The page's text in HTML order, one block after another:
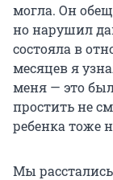
могла. Он
но нарушил
состояла в
месяцев я
меня — это
простить не
ребенка тоже
Мы